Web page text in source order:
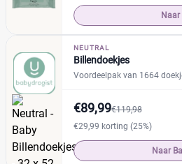
NEUTRAL
Billendoekjes
Voordeelpak van 1664
€89,99€119,98
€29,99 korting (25%)
Naar